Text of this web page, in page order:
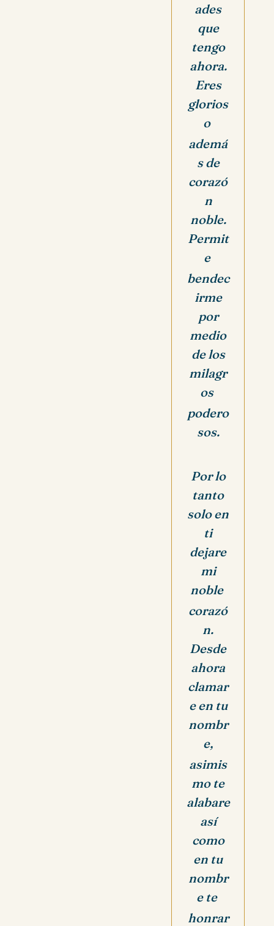
ades
que
tengo
ahora.
Eres
glorios
o
ademá
s de
corazó
n
noble.
Permit
e
bendec
irme
por
medio
de los
milagr
os
podero
sos.
Por lo
tanto
solo en
ti
dejare
mi
noble
corazó
n.
Desde
ahora
clamar
e en tu
nombr
e,
asimis
mo te
alabare
así
como
en tu
nombr
e te
honrar